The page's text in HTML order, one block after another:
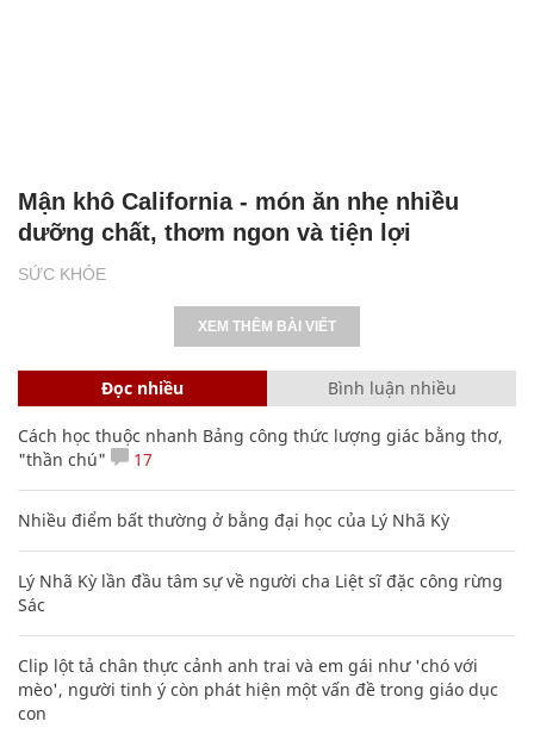
SỨC KHỎE
Mận khô California - món ăn nhẹ nhiều
dưỡng chất, thơm ngon và tiện lợi
XEM THÊM BÀI VIẾT
Đọc nhiều Bình luận nhiều
Cách học thuộc nhanh Bảng công thức lượng giác bằng thơ,
"thần chú"
17
Nhiều điểm bất thường ở bằng đại học của Lý Nhã Kỳ
Lý Nhã Kỳ lần đầu tâm sự về người cha Liệt sĩ đặc công rừng
Sác
Clip lột tả chân thực cảnh anh trai và em gái như 'chó với
mèo', người tinh ý còn phát hiện một vấn đề trong giáo dục
con